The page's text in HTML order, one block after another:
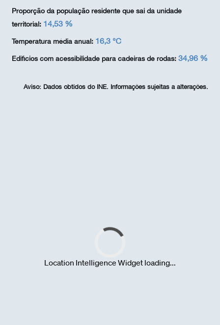
Proporção da população residente que sai da unidade
territorial: 14,53 %
Temperatura média anual: 16,3 ℃
Edifícios com acessibilidade para cadeiras de rodas: 34,96 %
Aviso: Dados obtidos do INE. Informações sujeitas a alterações.